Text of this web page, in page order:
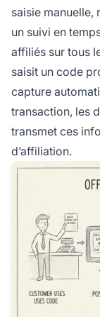
saisie manuelle,
un suivi en
affiliés sur tous
saisit un code
capture
transaction, les
transmet ces
d’affiliation.